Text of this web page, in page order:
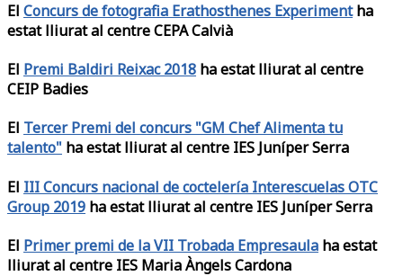
El Concurs de fotografia Erathosthenes Experimentha
estat lliurat al centre CEPA Calvià
El Premi Baldiri Reixac 2018 ha estat lliurat al centre
CEIP Badies
El Tercer Premi del concurs "GM Chef Alimenta tu
talento" ha estat lliurat al centre IES Juníper Serra
El III Concurs nacional de coctelería Interescuelas OTC
Group 2019 ha estat lliurat al centre IES Juníper Serra
El Primer premi de la VII Trobada Empresaula ha estat
lliurat al centre IES Maria Àngels Cardona